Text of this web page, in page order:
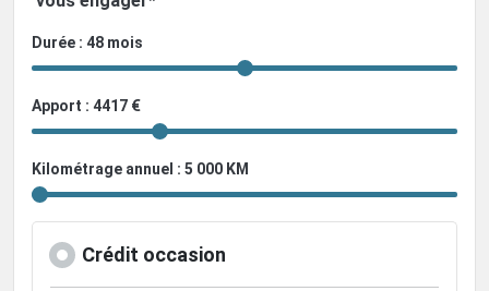
Durée : 48 mois
Apport : 4417 €
Kilométrage annuel : 5 000 KM
Crédit occasion